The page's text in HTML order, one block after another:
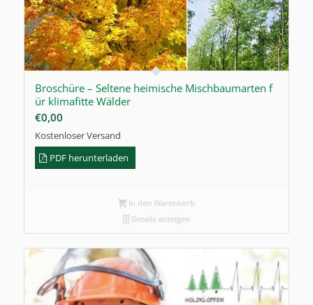
Broschüre – Seltene heimische Mischbaumarten f
ür klimafitte Wälder
€0,00
Kostenloser Versand
PDF herunterladen
In den Warenkorb
Details anzeigen